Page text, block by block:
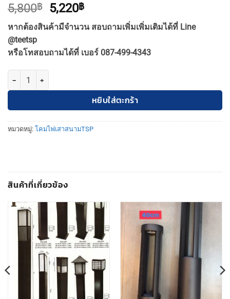
5,800฿
Original
price
was:
5,800฿.
5,220฿Current
is:
5,220฿.
หากต้องสินค้ามีจำนวน สอบถามเพิ่มเพิ่มเติมได้ที่ Line
@teetsp
หรือโทสอบถามได้ที่ เบอร์ 087-499-4343
จำนวน TSP-APP-1/4BB โคมไฟสนาม ชิ้น
หยิบใส่ตะกร้า
หมวดหมู่: โคมไฟเสาสนามTSP
สินค้าที่เกี่ยวข้อง